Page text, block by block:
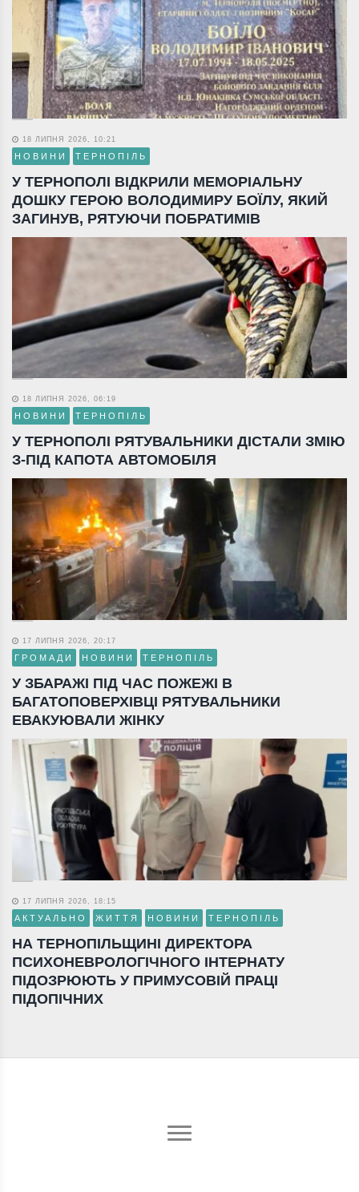
18 ЛИПНЯ 2026, 10:21
НОВИНИ ТЕРНОПІЛЬ
У ТЕРНОПОЛІ ВІДКРИЛИ МЕМОРІАЛЬНУ
ДОШКУ ГЕРОЮ ВОЛОДИМИРУ БОЇЛУ, ЯКИЙ
ЗАГИНУВ, РЯТУЮЧИ ПОБРАТИМІВ
18 ЛИПНЯ 2026, 06:19
НОВИНИ ТЕРНОПІЛЬ
У ТЕРНОПОЛІ РЯТУВАЛЬНИКИ ДІСТАЛИ ЗМІЮ
З-ПІД КАПОТА АВТОМОБІЛЯ
17 ЛИПНЯ 2026, 20:17
ГРОМАДИ НОВИНИ ТЕРНОПІЛЬ
У ЗБАРАЖІ ПІД ЧАС ПОЖЕЖІ В
БАГАТОПОВЕРХІВЦІ РЯТУВАЛЬНИКИ
ЕВАКУЮВАЛИ ЖІНКУ
17 ЛИПНЯ 2026, 18:15
АКТУАЛЬНО ЖИТТЯ НОВИНИ ТЕРНОПІЛЬ
НА ТЕРНОПІЛЬЩИНІ ДИРЕКТОРА
ПСИХОНЕВРОЛОГІЧНОГО ІНТЕРНАТУ
ПІДОЗРЮЮТЬ У ПРИМУСОВІЙ ПРАЦІ
ПІДОПІЧНИХ